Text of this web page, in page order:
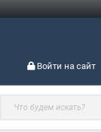
Войти на сайт